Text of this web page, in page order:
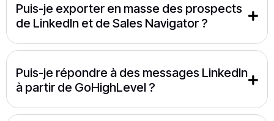
Puis-je exporter en masse des prospects
de LinkedIn et de Sales Navigator ?
Puis-je répondre à des messages LinkedIn
à partir de GoHighLevel ?